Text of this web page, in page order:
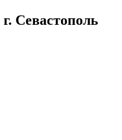
Севастополь